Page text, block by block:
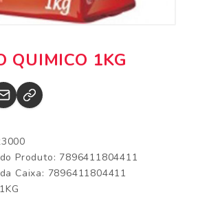
QUIMICO 1KG
Produto: 7896411804411
Caixa: 7896411804411